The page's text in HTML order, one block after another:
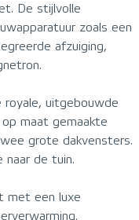
De stijlvolle
zoals een
afzuiging,
royale, uitgebouwde
maat gemaakte
grote dakvensters.
naar de tuin.
met een luxe